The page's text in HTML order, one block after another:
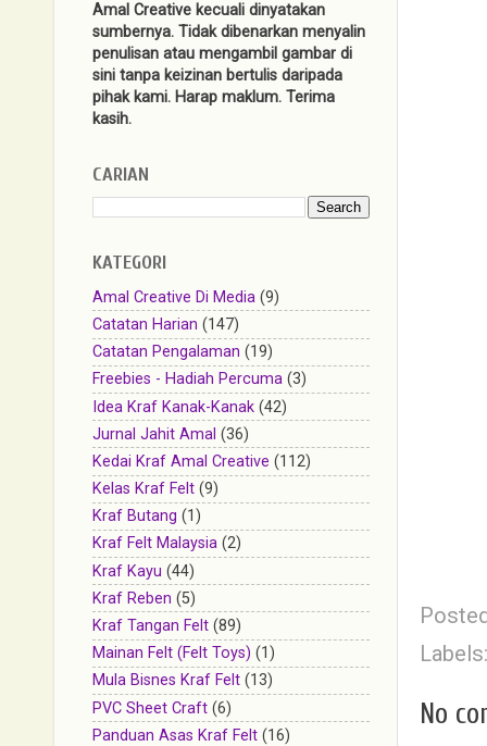
No
Amal Creative kecuali dinyatakan
sumbernya. Tidak dibenarkan menyalin
penulisan atau mengambil gambar di
sini tanpa keizinan bertulis daripada
pihak kami. Harap maklum. Terima
kasih.
CARIAN
KATEGORI
Amal Creative Di Media (9)
Catatan Harian (147)
Catatan Pengalaman (19)
Freebies - Hadiah Percuma (3)
Idea Kraf Kanak-Kanak (42)
Jurnal Jahit Amal (36)
Kedai Kraf Amal Creative (112)
Kelas Kraf Felt (9)
Kraf Butang (1)
Kraf Felt Malaysia (2)
Kraf Kayu (44)
Kraf Reben (5)
Kraf Tangan Felt (89)
Mainan Felt (Felt Toys) (1)
Mula Bisnes Kraf Felt (13)
PVC Sheet Craft (6)
Panduan Asas Kraf Felt (16)